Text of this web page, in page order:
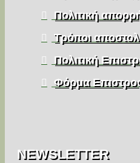
Πολιτική
Τρόποι
Πολιτική
Φόρμα
NEWSLETTER